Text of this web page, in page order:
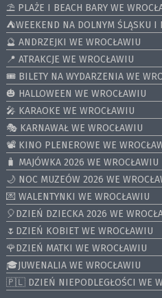
⛱️ PLAŻE I BEACH BARY WE
⛺️WEEKEND NA DOLNYM ŚLĄSKU I
🔮 ANDRZEJKI WE WROCŁAWIU
📍 ATRAKCJE WE WROCŁAWIU
🎟️ BILETY NA WYDARZENIA WE
🎃 HALLOWEEN WE WROCŁAWIU
🎤 KARAOKE WE WROCŁAWIU
🎭 KARNAWAŁ WE WROCŁAWIU
📽️ KINO PLENEROWE WE
🧳 MAJÓWKA 2026 WE WROCŁAWIU
🌙 NOC MUZEÓW 2026 WE
💌 WALENTYNKI WE WROCŁAWIU
🎈DZIEŃ DZIECKA 2026 WE
🌷DZIEŃ KOBIET WE WROCŁAWIU
🌹DZIEŃ MATKI WE WROCŁAWIU
🎓JUWENALIA WE WROCŁAWIU
🇵🇱 DZIEŃ NIEPODLEGŁOŚCI WE